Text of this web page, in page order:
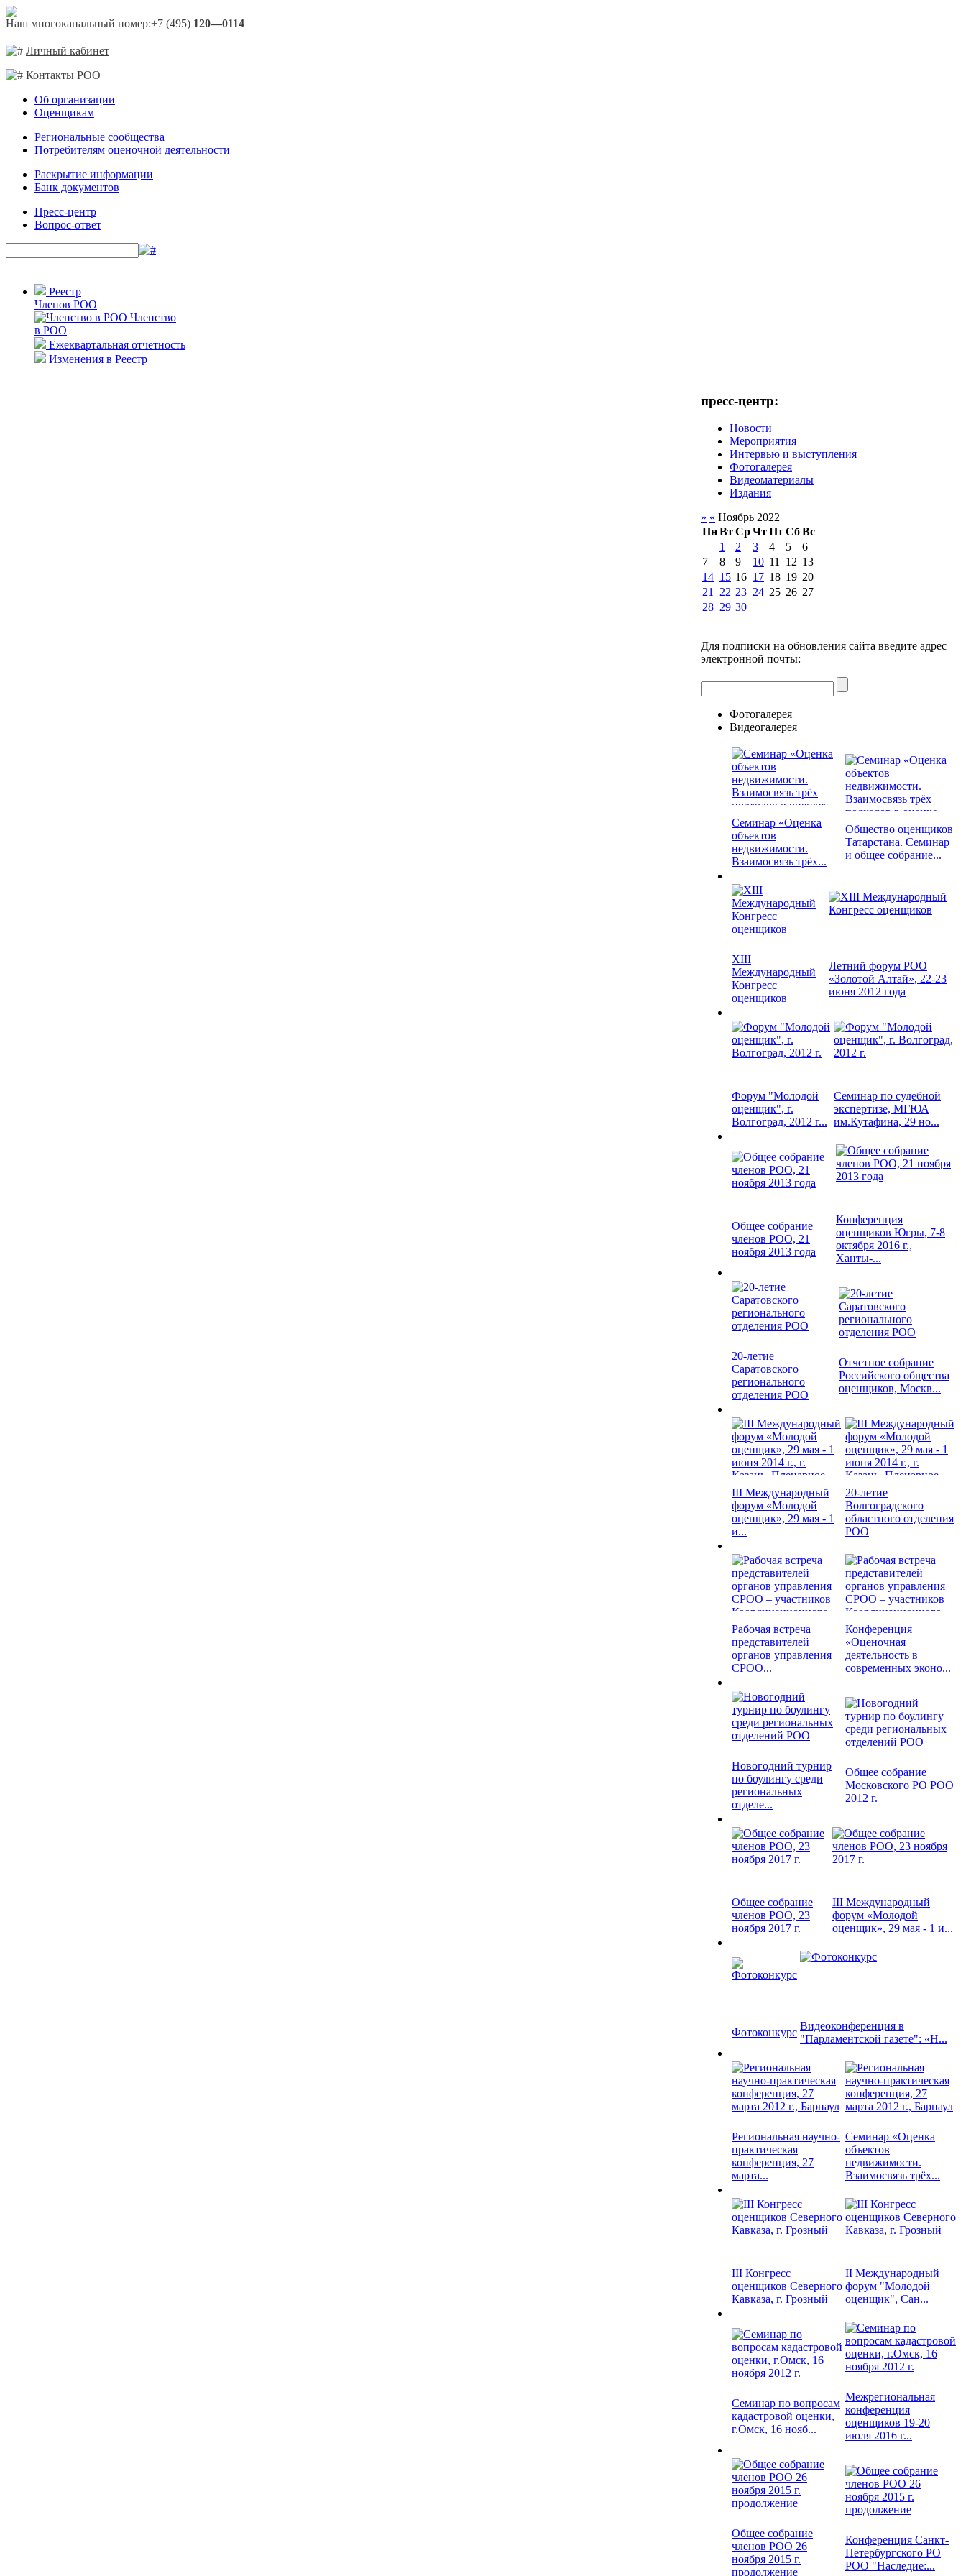
Наш многоканальный номер:+7 (495) 120—0114
Личный кабинет
Контакты РОО
Об организации
Оценщикам
Региональные сообщества
Потребителям оценочной деятельности
Раскрытие информации
Банк документов
Пресс-центр
Вопрос-ответ
Реестр
Членов РОО
Членство
в РОО
Ежеквартальная отчетность
Изменения в Реестр
пресс-центр:
Новости
Мероприятия
Интервью и выступления
Фотогалерея
Видеоматериалы
Издания
» « Ноябрь 2022
ПнВтСрЧтПтСбВс
1
2 3 4 5
6
7
8 9 10 11 12 13
14 15 16 17 18 19 20
21 22 23 24 25 26 27
28 29 30
Для подписки на обновления сайта введите адрес
электронной почты:
Фотогалерея
Видеогалерея
Семинар «Оценка
объектов
недвижимости.
Взаимосвязь трёх...
Общество оценщиков
Татарстана. Семинар
и общее собрание...
XIII
Международный
Конгресс
оценщиков
Летний форум РОО
«Золотой Алтай», 22-23
июня 2012 года
Форум "Молодой
оценщик", г.
Волгоград, 2012 г...
Семинар по судебной
экспертизе, МГЮА
им.Кутафина, 29 но...
Общее собрание
членов РОО, 21
ноября 2013 года
Конференция
оценщиков Югры, 7-8
октября 2016 г.,
Ханты-...
20-летие
Саратовского
регионального
отделения РОО
Отчетное собрание
Российского общества
оценщиков, Москв...
III Международный
форум «Молодой
оценщик», 29 мая - 1
и...
20-летие
Волгоградского
областного отделения
РОО
Рабочая встреча
представителей
органов управления
СРОО...
Конференция
«Оценочная
деятельность в
современных эконо...
Новогодний турнир
по боулингу среди
региональных
отделе...
Общее собрание
Московского РО РОО
2012 г.
Общее собрание
членов РОО, 23
ноября 2017 г.
III Международный
форум «Молодой
оценщик», 29 мая - 1 и...
Фотоконкурс
Видеоконференция в
"Парламентской газете": «Н...
Региональная научно-
практическая
конференция, 27
марта...
Семинар «Оценка
объектов
недвижимости.
Взаимосвязь трёх...
III Конгресс
оценщиков Северного
Кавказа, г. Грозный
II Международный
форум "Молодой
оценщик", Сан...
Семинар по вопросам
кадастровой оценки,
г.Омск, 16 нояб...
Межрегиональная
конференция
оценщиков 19-20
июля 2016 г...
Общее собрание
членов РОО 26
ноября 2015 г.
продолжение
Конференция Санкт-
Петербургского РО
РОО "Наследие:...